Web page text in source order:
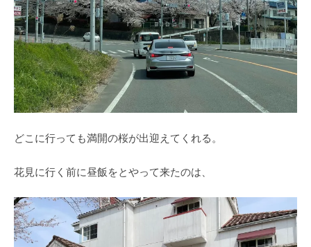
どこに行っても満開の桜が出迎えてくれる。
花見に行く前に昼飯をとやって来たのは、